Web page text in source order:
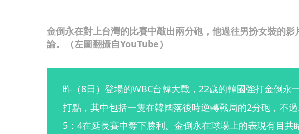
金倒永在對上台灣的比賽中敲出兩分砲，他過往男扮女裝的影
論。（左圖翻攝自YouTube）
昨（8日）登場的WBC台韓大戰，22歲的韓國強打金倒永
打點，其中包括一隻在韓國落後時逆轉戰局的2分砲，不
5：4在延長賽中奪下勝利。金倒永在球場上的表現有目共